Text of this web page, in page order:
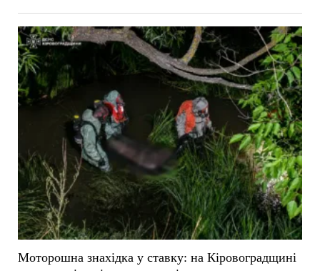
Моторошна знахідка у ставку: на Кіровоградщині